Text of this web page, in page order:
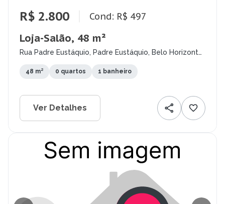
R$ 2.800 Cond: R$ 497
Loja-Salão, 48 m²
Rua Padre Eustáquio, Padre Eustáquio, Belo Horizonte
48 m² 0 quartos 1 banheiro
Ver Detalhes